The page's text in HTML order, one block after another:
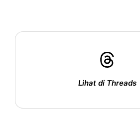
Lihat di Threads